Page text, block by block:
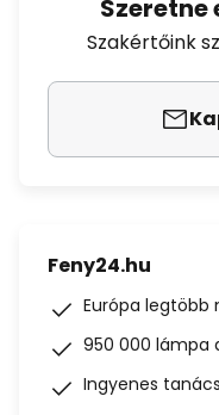
Szakértőink
Feny24.hu
Európa legtöbb
950 000 lámpa
Ingyenes